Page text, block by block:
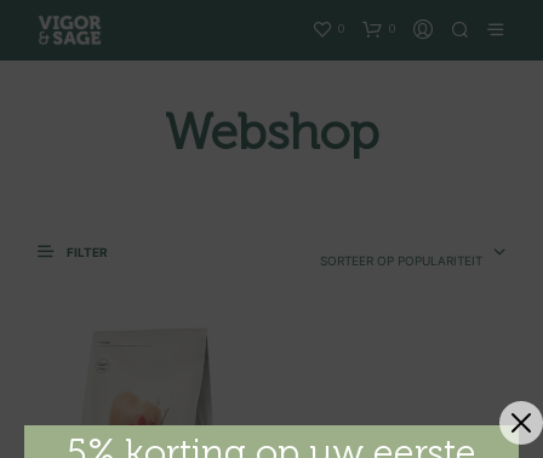
0 0
Webshop
FILTER
SORTEER OP POPULARITEIT